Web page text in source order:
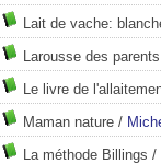
Lait de vache:
Larousse des parents
Le livre de
Maman nature /
La méthode Billings /